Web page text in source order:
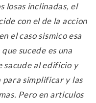
losas inclinadas, el
con el de la accion
el caso sismico esa
sucede es una
sacude al edificio y
para simplificar y las
Pero en articulos